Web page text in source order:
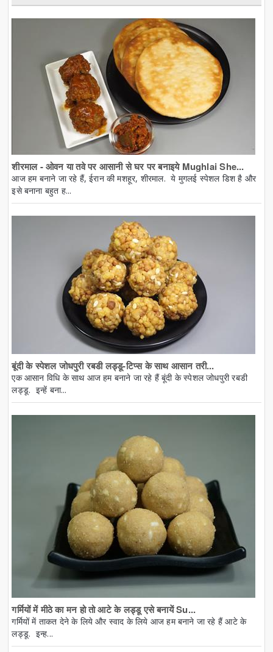
शीरमाल - ओवन या तवे पर आसानी से घर पर बनाइये Mughlai She...
आज हम बनाने जा रहे हैं, ईरान की मशहूर, शीरमाल. ये मुगलई स्पेशल डिश है और
इसे बनाना बहुत ह...
बूंदी के स्पेशल जोधपुरी रबडी लड्डू-टिप्स के साथ आसान तरी...
एक आसान विधि के साथ आज हम बनाने जा रहे हैं बूंदी के स्पेशल जोधपुरी रबडी
लड्डू. इन्हें बना...
गर्मियों में मीठे का मन हो तो आटे के लड्डू एसे बनायें Su...
गर्मियों में ताकत देने के लिये और स्वाद के लिये आज हम बनाने जा रहे हैं आटे के
लड्डू. इन्ह...